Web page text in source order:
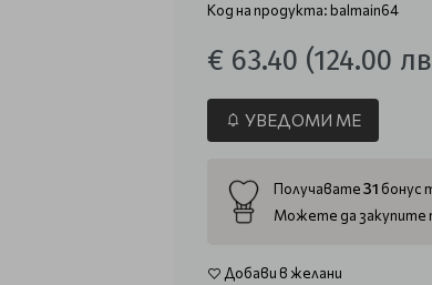
Код на продукта: balmain64
€ 63.40 (124.00
УВЕДОМИ МЕ
Получавате31 бонус
Можете да закупите
Добави в желани